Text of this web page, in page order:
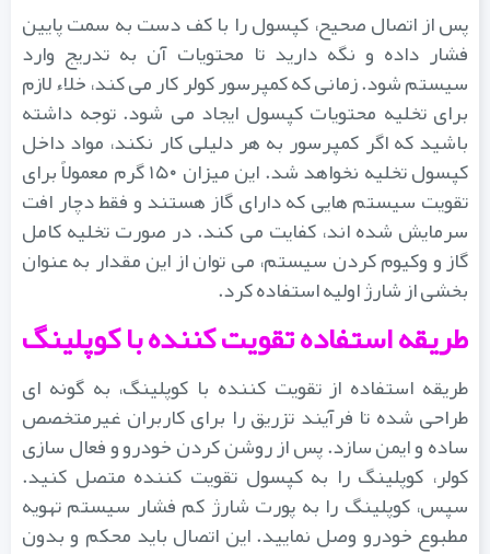
پس از اتصال صحیح، کپسول را با کف دست به سمت پایین
فشار داده و نگه دارید تا محتویات آن به تدریج وارد
سیستم شود. زمانی که کمپرسور کولر کار می کند، خلاء لازم
برای تخلیه محتویات کپسول ایجاد می شود. توجه داشته
باشید که اگر کمپرسور به هر دلیلی کار نکند، مواد داخل
کپسول تخلیه نخواهد شد. این میزان ۱۵۰ گرم معمولاً برای
تقویت سیستم هایی که دارای گاز هستند و فقط دچار افت
سرمایش شده اند، کفایت می کند. در صورت تخلیه کامل
گاز و وکیوم کردن سیستم، می توان از این مقدار به عنوان
بخشی از شارژ اولیه استفاده کرد.
طریقه استفاده تقویت کننده با کوپلینگ
طریقه استفاده از تقویت کننده با کوپلینگ، به گونه ای
طراحی شده تا فرآیند تزریق را برای کاربران غیرمتخصص
ساده و ایمن سازد. پس از روشن کردن خودرو و فعال سازی
کولر، کوپلینگ را به کپسول تقویت کننده متصل کنید.
سپس، کوپلینگ را به پورت شارژ کم فشار سیستم تهویه
مطبوع خودرو وصل نمایید. این اتصال باید محکم و بدون